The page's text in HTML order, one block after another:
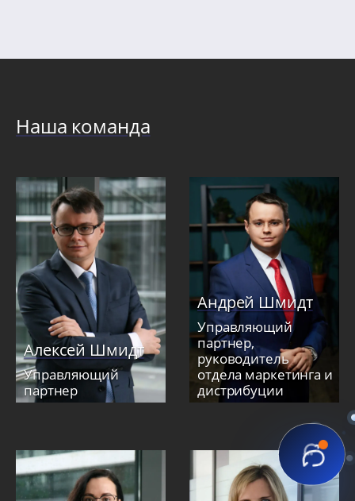
Наша команда
Алексей Шмидт
Управляющий
партнер
Андрей Шмидт
Управляющий
партнер,
руководитель
отдела маркетинга и
дистрибуции